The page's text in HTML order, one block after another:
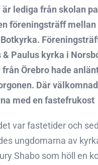
lediga från skolan
föreningsträff mellan
Botkyrka.
& Paulus kyrka i
Örebro hade
Där
med en fastefrukost
var fastetider och
ungdomarna av
Shabo som höll en